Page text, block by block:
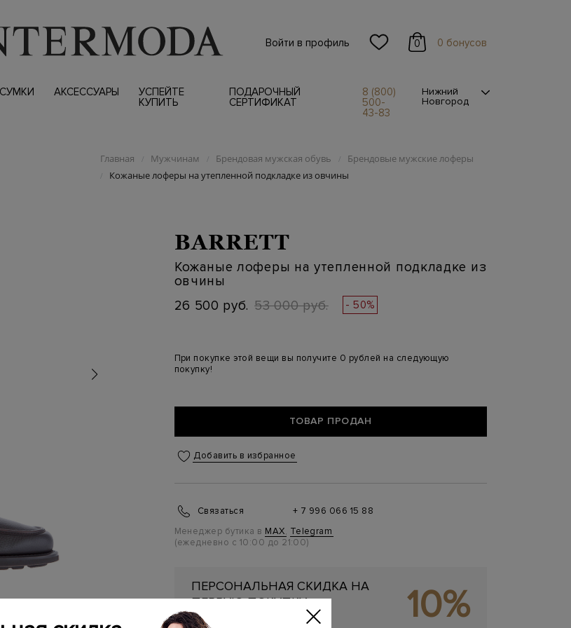
Войти в профиль 0 0 бонусов
СУМКИ АКСЕССУАРЫ
УСПЕЙТЕ
КУПИТЬ
ПОДАРОЧНЫЙ
СЕРТИФИКАТ
8 (800)
500-
43-83
Нижний
Новгород
Главная / Мужчинам / Брендовая мужская обувь / Брендовые мужские лоферы
/ Кожаные лоферы на утепленной подкладке из овчины
BARRETT
Кожаные лоферы на утепленной подкладке из
овчины
26 500 руб. 53 000 руб. - 50%
При покупке этой вещи вы получите 0 рублей на следующую
покупку!
ТОВАР ПРОДАН
Добавить в избранное
Связаться
+ 7 996 066 15 88
Менеджер бутика в MAX, Telegram
(ежедневно с 10:00 до 21:00)
ПЕРСОНАЛЬНАЯ СКИДКА НА
ПЕРВУЮ ПОКУПКУ
Подробнее 10%